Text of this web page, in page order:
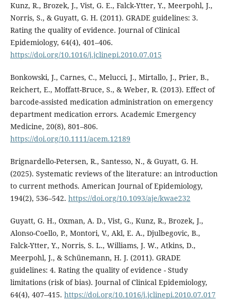
Kunz, R., Brozek, J., Vist, G. E., Falck-Ytter, Y., Meerpohl, J.,
Norris, S., & Guyatt, G. H. (2011). GRADE guidelines: 3.
Rating the quality of evidence. Journal of Clinical
Epidemiology, 64(4), 401–406.
https://doi.org/10.1016/j.jclinepi.2010.07.015
Bonkowski, J., Carnes, C., Melucci, J., Mirtallo, J., Prier, B.,
Reichert, E., Moffatt-Bruce, S., & Weber, R. (2013). Effect of
barcode-assisted medication administration on emergency
department medication errors. Academic Emergency
Medicine, 20(8), 801–806.
https://doi.org/10.1111/acem.12189
Brignardello-Petersen, R., Santesso, N., & Guyatt, G. H.
(2025). Systematic reviews of the literature: an introduction
to current methods. American Journal of Epidemiology,
194(2), 536–542. https://doi.org/10.1093/aje/kwae232
Guyatt, G. H., Oxman, A. D., Vist, G., Kunz, R., Brozek, J.,
Alonso-Coello, P., Montori, V., Akl, E. A., Djulbegovic, B.,
Falck-Ytter, Y., Norris, S. L., Williams, J. W., Atkins, D.,
Meerpohl, J., & Schünemann, H. J. (2011). GRADE
guidelines: 4. Rating the quality of evidence - Study
limitations (risk of bias). Journal of Clinical Epidemiology,
64(4), 407–415. https://doi.org/10.1016/j.jclinepi.2010.07.017